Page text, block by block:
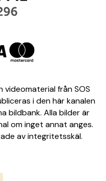
videomaterial från SOS
i den här kanalen
bildbank. Alla bilder är
om inget annat anges.
av integritetsskäl.